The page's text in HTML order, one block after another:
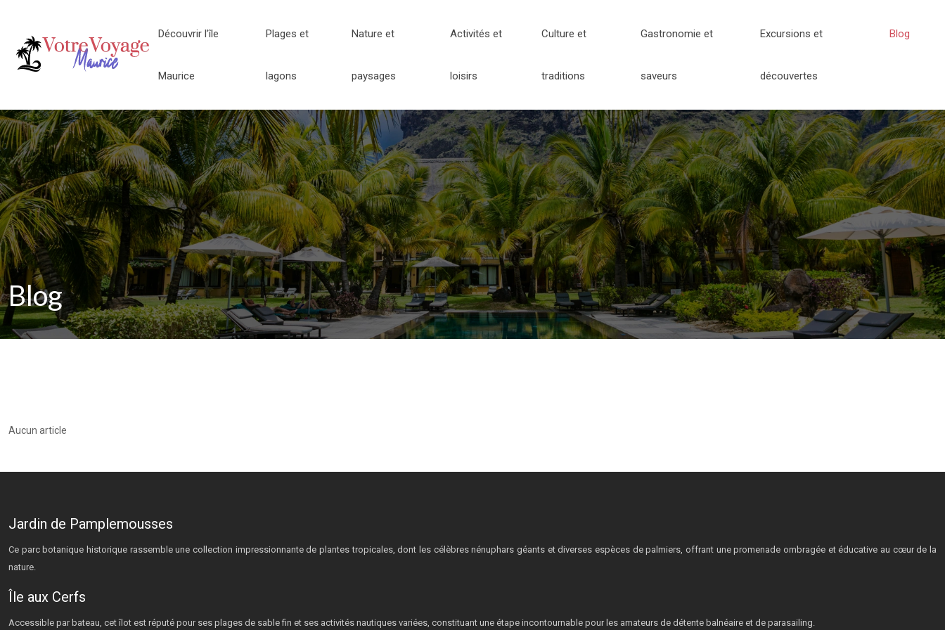
Découvrir l’île
Maurice
Plages et
lagons
Nature et
paysages
Activités et
loisirs
Culture et
traditions
Gastronomie et
saveurs
Excursions et
découvertes
Blog
Blog
Aucun article
Jardin de Pamplemousses
Ce parc botanique historique rassemble une collection impressionnante de plantes tropicales, dont les célèbres nénuphars géants et diverses espèces de palmiers, offrant une promenade ombragée et éducative au cœur de la
nature.
Île aux Cerfs
Accessible par bateau, cet îlot est réputé pour ses plages de sable fin et ses activités nautiques variées, constituant une étape incontournable pour les amateurs de détente balnéaire et de parasailing.